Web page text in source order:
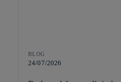
BLOG
24/07/2026